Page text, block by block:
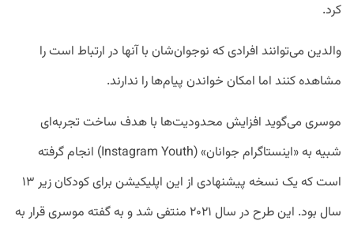
کرد.
والدین می‌توانند افرادی که نوجوان‌شان با آنها در ارتباط است را
مشاهده کنند اما امکان خواندن پیام‌ها را ندارند.
موسری می‌گوید افزایش محدودیت‌ها با هدف ساخت تجربه‌ای
شبیه به «اینستاگرام جوانان» (Instagram Youth) انجام گرفته
است که یک نسخه پیشنهادی از این اپلیکیشن برای کودکان زیر ۱۳
سال بود. این طرح در سال ۲۰۲۱ منتفی شد و به گفته موسری قرار به